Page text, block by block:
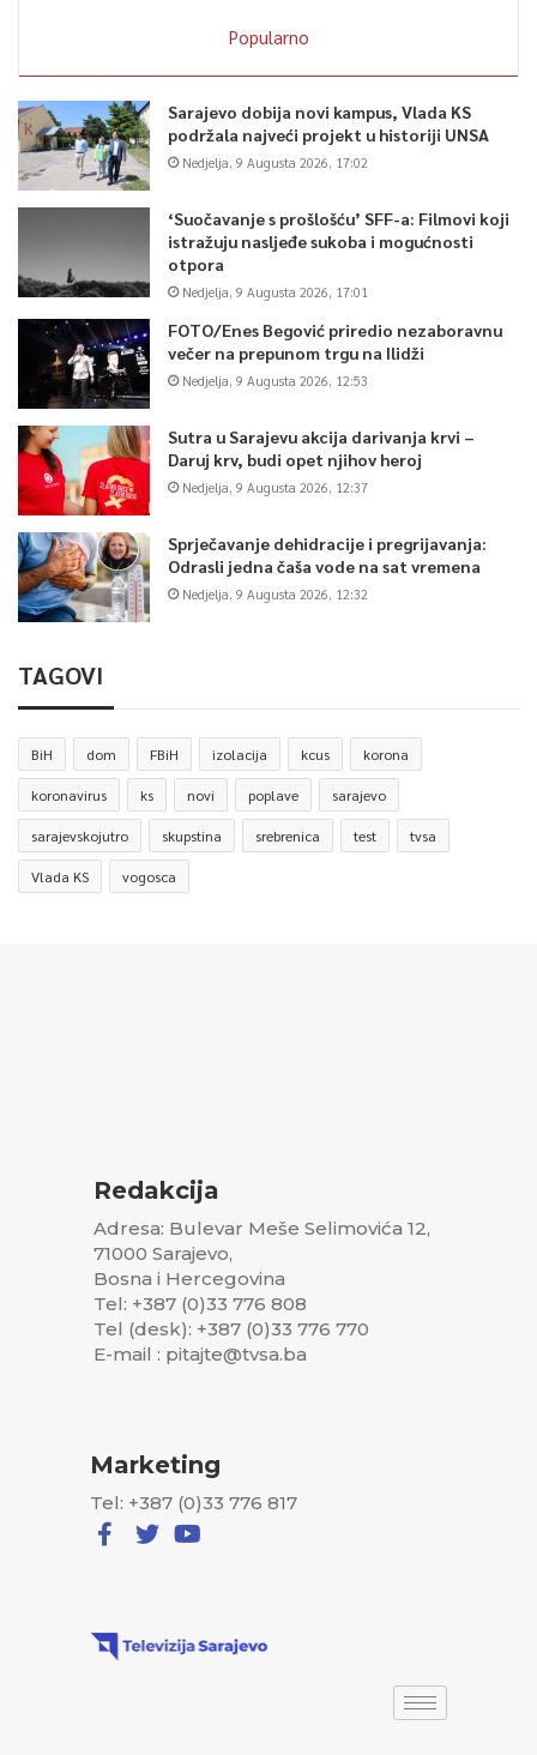
Popularno
Sarajevo dobija novi kampus, Vlada KS
podržala najveći projekt u historiji UNSA
Nedjelja, 9 Augusta 2026, 17:02
‘Suočavanje s prošlošću’ SFF-a: Filmovi koji
istražuju nasljeđe sukoba i mogućnosti
otpora
Nedjelja, 9 Augusta 2026, 17:01
FOTO/Enes Begović priredio nezaboravnu
večer na prepunom trgu na Ilidži
Nedjelja, 9 Augusta 2026, 12:53
Sutra u Sarajevu akcija darivanja krvi –
Daruj krv, budi opet njihov heroj
Nedjelja, 9 Augusta 2026, 12:37
Sprječavanje dehidracije i pregrijavanja:
Odrasli jedna čaša vode na sat vremena
Nedjelja, 9 Augusta 2026, 12:32
TAGOVI
BiH dom FBiH izolacija kcus korona
koronavirus ks novi poplave sarajevo
sarajevskojutro skupstina srebrenica test tvsa
Vlada KS vogosca
Redakcija
Adresa: Bulevar Meše Selimovića 12,
71000 Sarajevo,
Bosna i Hercegovina
Tel: +387 (0)33 776 808
Tel (desk): +387 (0)33 776 770
E-mail : pitajte@tvsa.ba
Marketing
Tel: +387 (0)33 776 817